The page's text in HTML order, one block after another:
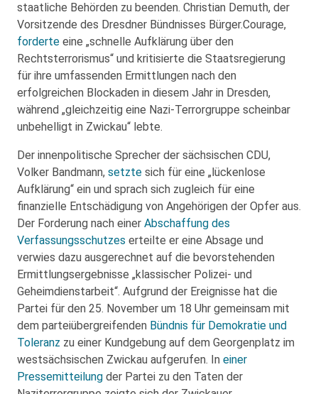
staatliche Behörden zu beenden. Christian Demuth, der
Vorsitzende des Dresdner Bündnisses Bürger.Courage,
forderte eine „schnelle Aufklärung über den
Rechtsterrorismus“ und kritisierte die Staatsregierung
für ihre umfassenden Ermittlungen nach den
erfolgreichen Blockaden in diesem Jahr in Dresden,
während „gleichzeitig eine Nazi-Terrorgruppe scheinbar
unbehelligt in Zwickau“ lebte.
Der innenpolitische Sprecher der sächsischen CDU,
Volker Bandmann, setzte sich für eine „lückenlose
Aufklärung“ ein und sprach sich zugleich für eine
finanzielle Entschädigung von Angehörigen der Opfer aus.
Der Forderung nach einer Abschaffung des
Verfassungsschutzes erteilte er eine Absage und
verwies dazu ausgerechnet auf die bevorstehenden
Ermittlungsergebnisse „klassischer Polizei- und
Geheimdienstarbeit“. Aufgrund der Ereignisse hat die
Partei für den 25. November um 18 Uhr gemeinsam mit
dem parteiübergreifenden Bündnis für Demokratie und
Toleranz zu einer Kundgebung auf dem Georgenplatz im
westsächsischen Zwickau aufgerufen. In einer
Pressemitteilung der Partei zu den Taten der